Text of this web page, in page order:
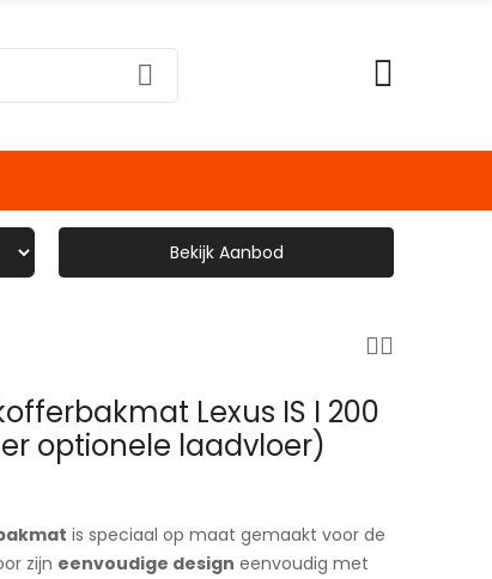
Bekijk Aanbod
Lexus IS I 200
optionele laadvloer)
is speciaal op maat gemaakt voor de
zijn eenvoudige design eenvoudig met